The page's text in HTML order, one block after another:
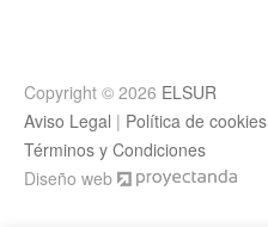
Copyright © 2026 ELSUR
Aviso Legal | Política de cookies
Términos y Condiciones
Diseño web